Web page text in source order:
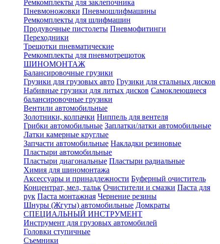
Ремкомплекты для заклепочника
Пневмоножовки Пневмошлифмашины
Ремкомплекты для шлифмашин
Продувочные пистолеты Пневмофитинги
Переходники
Трещотки пневматические
Ремкомплекты для пневмотрещоток
ШИНОМОНТАЖ
Балансировочные грузики
Грузики для грузовых авто Грузики для стальных дисков
Набивные грузики для литых дисков Самоклеющиеся
балансировочные грузики
Вентили автомобильные
Золотники, колпачки Ниппель для вентеля
Грибки автомобильные Заплатки/латки автомобильные
Латки камерные круглые
Запчасти автомобильные Накладки резиновые
Пластыри автомобильные
Пластыри диагональные Пластыри радиальные
Химия для шиномонтажа
Аксессуары и принадлежности Буферный очиститель
Концентрат, мел, тальк Очистители и смазки Паста для
рук Паста монтажная Чернение резины
Шнуры (Жгуты) автомобильные Домкраты
СПЕЦИАЛЬНЫЙ ИНСТРУМЕНТ
Инструмент для грузовых автомобилей
Головки ступичные
Съемники